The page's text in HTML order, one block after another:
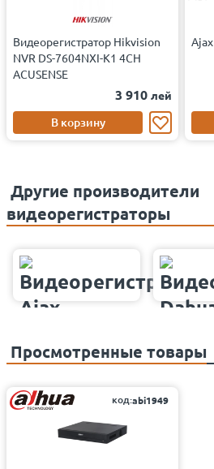
Видеорегистратор Hikvision
NVR DS-7604NXI-K1 4CH
ACUSENSE
3 910 лей
В корзину
Другие производители
видеорегистраторы
Просмотренные товары
код:abi1949